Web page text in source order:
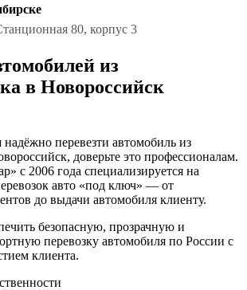
80, корпус 3
из
в Новороссийск
надёжно перевезти автомобиль из
доверьте это профессионалам.
с 2006 года специализируется на
авто «под ключ» — от
до выдачи автомобиля клиенту.
безопасную, прозрачную и
перевозку автомобиля по России с
клиента.